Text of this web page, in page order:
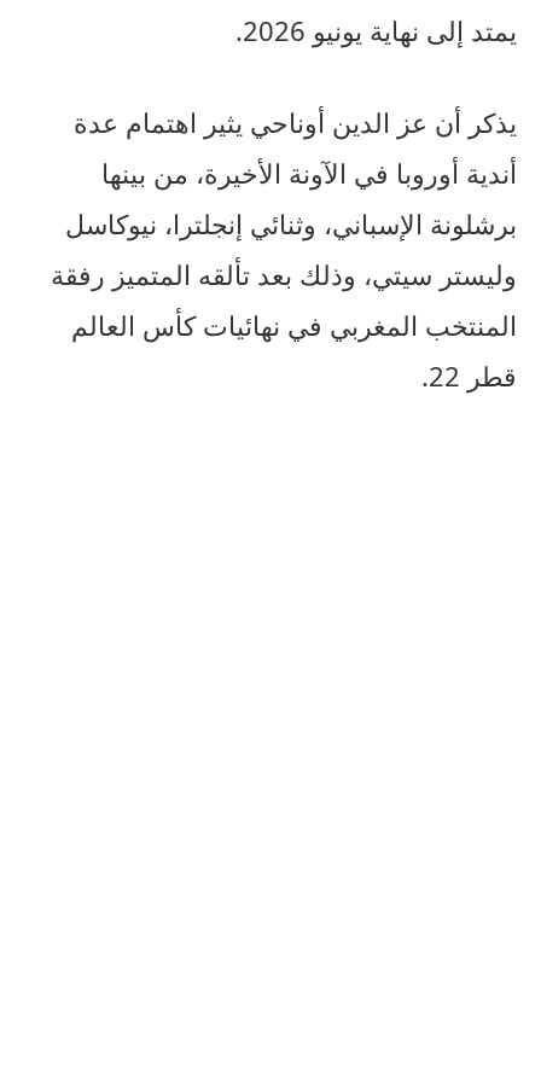
يمتد إلى نهاية يونيو 2026.
يذكر أن عز الدين أوناحي يثير اهتمام عدة
أندية أوروبا في الآونة الأخيرة، من بينها
برشلونة الإسباني، وثنائي إنجلترا، نيوكاسل
وليستر سيتي، وذلك بعد تألقه المتميز رفقة
المنتخب المغربي في نهائيات كأس العالم
قطر 22.